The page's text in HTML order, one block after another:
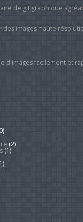
de git graphique
des images haute
d'images facilement et
(2)
(1)